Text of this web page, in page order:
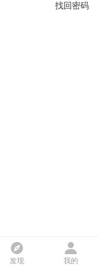
找回密码
发现 我的